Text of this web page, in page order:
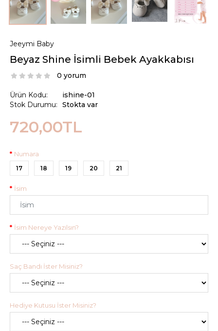
Jeeymi Baby
Beyaz Shine İsimli Bebek Ayakkabısı
0 yorum
Ürün Kodu:
Stok Durumu:
ishine-01
Stokta var
720,00TL
Numara
17 18 19 20 21
İsim
İsim Nereye Yazılsın?
Saç Bandı İster Misiniz?
Hediye Kutusu İster Misiniz?